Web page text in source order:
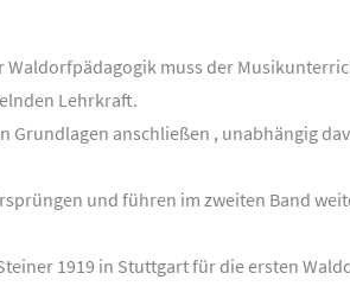
muss der
Lehrkraft.
Grundlagen anschließen , unabhängig
und führen im zweiten Band
1919 in Stuttgart für die ersten